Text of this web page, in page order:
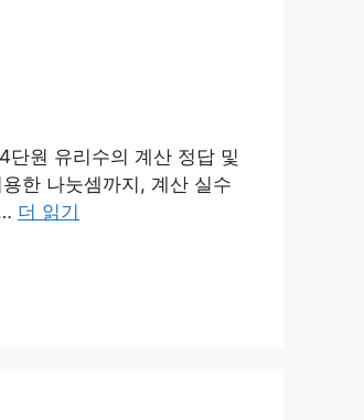
원 유리수의 계산 정답 및
한 나눗셈까지, 계산 실수
더 읽기